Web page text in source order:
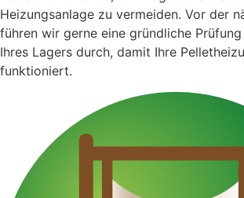
Heizungsanlage zu vermeiden. Vor der
führen wir gerne eine gründliche
Ihres Lagers durch, damit Ihre
funktioniert.